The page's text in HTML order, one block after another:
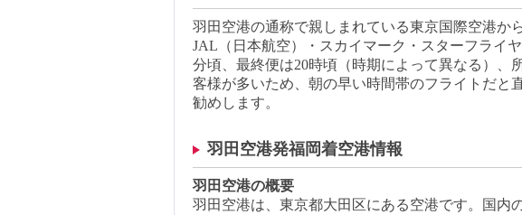
羽田空港の通称で親しまれている東京国際空港か
JAL（日本航空）・スカイマーク・スターフライ
分頃、最終便は20時頃（時期によって異なる）、
客様が多いため、朝の早い時間帯のフライトだと
勧めします。
羽田空港発福岡着空港情報
羽田空港の概要
羽田空港は、東京都大田区にある空港です。国内